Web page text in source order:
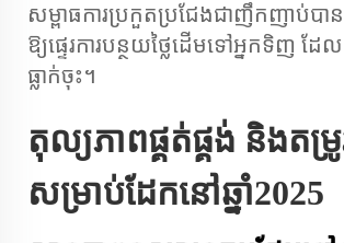
សម្ពាធការ​ប្រកួតប្រជែង​ជាញឹកញាប់​បា
ឱ្យ​ផ្ទេរ​ការ​បន្ថយ​ថ្លៃដើម​ទៅ​អ្នកទិញ ដែល​
ធ្លាក់ចុះ។
តុល្យភាព​ផ្គត់ផ្គង់ និងតម្រូ
សម្រាប់​ដែក​នៅឆ្នាំ2025